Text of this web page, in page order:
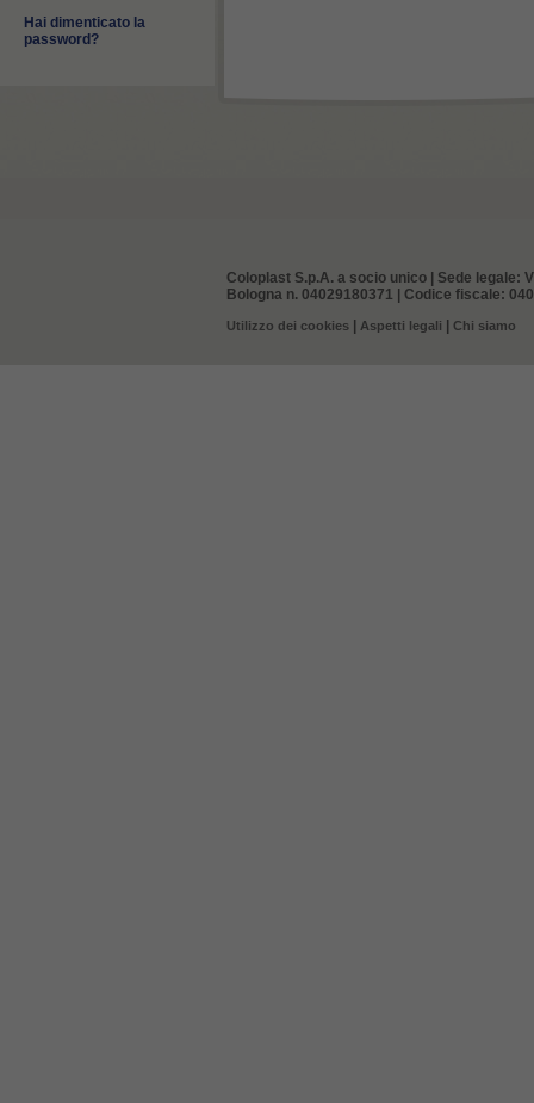
Hai dimenticato la
password?
Coloplast S.p.A. a socio unico | Sede legale:
Bologna n. 04029180371 | Codice fiscale:
Utilizzo dei cookies Aspetti legali Chi siamo